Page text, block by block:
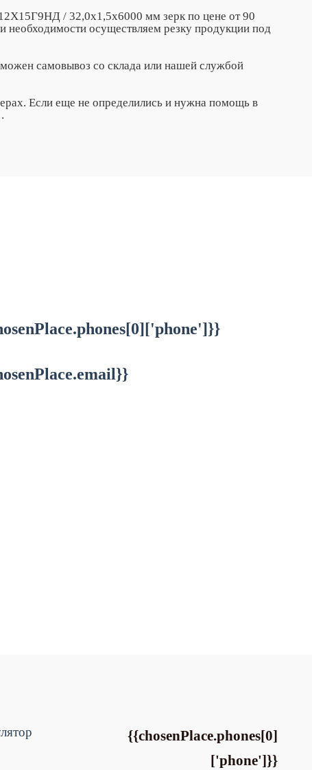
/ 32,0х1,5х6000 мм зерк по цене от 90
необходимости осуществляем резку продукции под
самовывоз со склада или нашей службой
Если еще не определились и нужна помощь в
.
{{chosenPlace.phones[0]
['phone']}}